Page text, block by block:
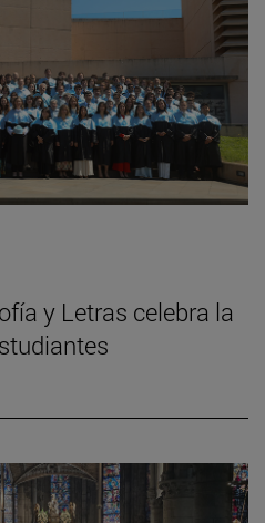
y Letras celebra la